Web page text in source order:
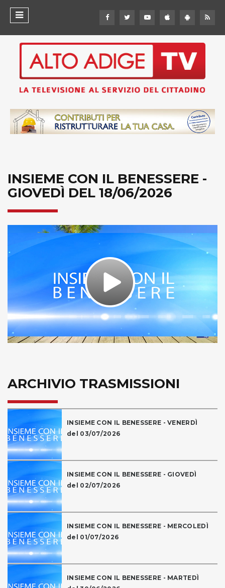
INSIEME CON IL BENESSERE -
GIOVEDÌ DEL 18/06/2026
Play
ARCHIVIO TRASMISSIONI
INSIEME CON IL BENESSERE - VENERDÌ
del 03/07/2026
INSIEME CON IL BENESSERE - GIOVEDÌ
del 02/07/2026
INSIEME CON IL BENESSERE - MERCOLEDÌ
del 01/07/2026
INSIEME CON IL BENESSERE - MARTEDÌ